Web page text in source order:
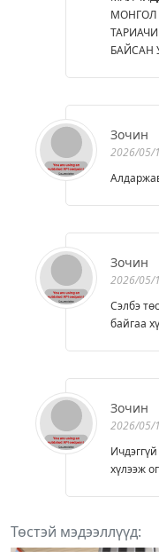
МОНГОЛ
БАЙСАН
Зочин
2026/05/
Зочин
2026/05/
Сэлбэ
байгаа
Зочин
2026/05/
хүлээж
Төстэй мэдээллүүд: